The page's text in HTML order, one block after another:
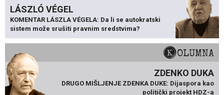
LÁSZLÓ VÉGEL
KOMENTAR LÁSZLA VÉGELA: Da li se autokratski
sistem može srušiti pravnim sredstvima?
KOLUMNA
ZDENKO DUKA
DRUGO MIŠLJENJE ZDENKA DUKE: Dijaspora kao
politički projekt HDZ-a